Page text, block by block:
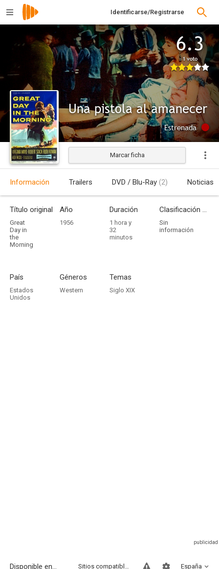
Identificarse/Registrarse
6.3
1 voto
Una pistola al amanecer
Estrenada
Marcar ficha
Información Trailers DVD / Blu-Ray (2) Noticias
Título original
Great
Day in
the
Morning
Año
1956
Duración
1 hora y
32
minutos
Clasificación por edades
Sin
información
País
Estados
Unidos
Géneros
Western
Temas
Siglo XIX
Disponible en... España
Sitios compatibles